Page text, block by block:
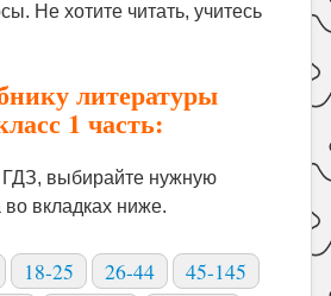
Не хотите читать, учитесь
литературы
1 часть:
ГДЗ, выбирайте нужную
во вкладках ниже.
18-25 26-44
45-145